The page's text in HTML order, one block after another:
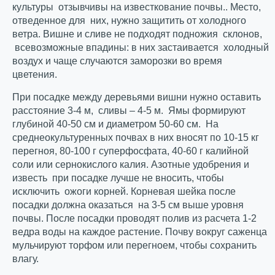
культуры отзывчивы на известкование почвы.. Место,
отведенное для них, нужно защитить от холодного
ветра. Вишне и сливе не подходят подножия склонов,
всевозможные впадины: в них застаивается холодный
воздух и чаще случаются заморозки во время
цветения.
При посадке между деревьями вишни нужно оставить
расстояние 3-4 м, сливы – 4-5 м. Ямы формируют
глубиной 40-50 см и диаметром 50-60 см. На
среднеокультуренных почвах в них вносят по 10-15 кг
перегноя, 80-100 г суперфосфата, 40-60 г калийной
соли или сернокислого калия. Азотные удобрения и
известь при посадке лучше не вносить, чтобы
исключить ожоги корней. Корневая шейка после
посадки должна оказаться на 3-5 см выше уровня
почвы. После посадки проводят полив из расчета 1-2
ведра воды на каждое растение. Почву вокруг саженца
мульчируют торфом или перегноем, чтобы сохранить
влагу.